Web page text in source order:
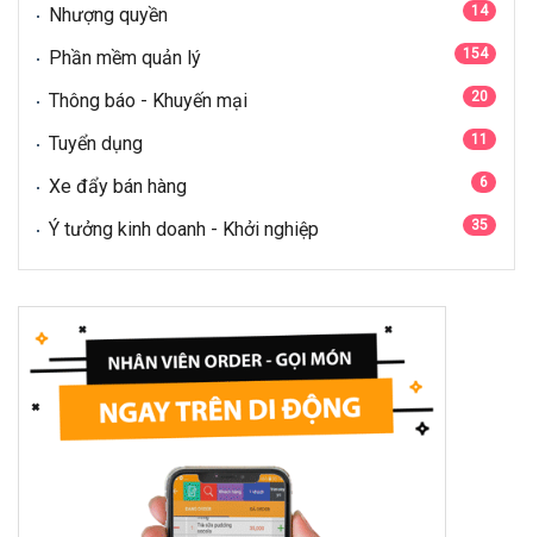
Nhượng quyền 14
Phần mềm quản lý 154
Thông báo - Khuyến mại 20
Tuyển dụng 11
Xe đẩy bán hàng 6
Ý tưởng kinh doanh - Khởi nghiệp 35